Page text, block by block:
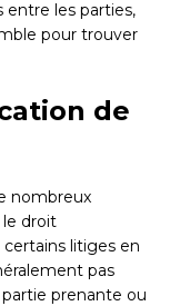
entre les parties,
pour trouver
de
nombreux
le droit
litiges en
pas
prenante ou